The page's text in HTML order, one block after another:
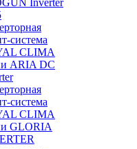
Inverter
система
CLIMA
ARIA DC
система
CLIMA
GLORIA